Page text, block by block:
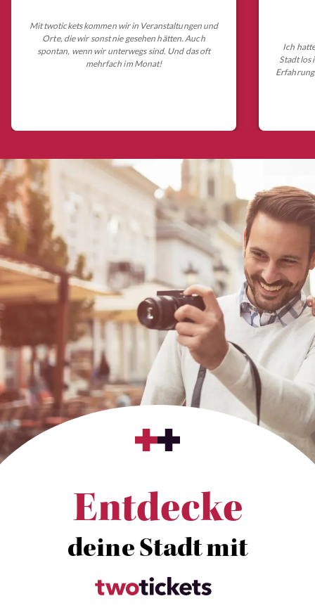
Mit twotickets kommen wir in Veranstaltungen und
Orte, die wir sonst nie gesehen hätten. Auch
spontan, wenn wir unterwegs sind. Und das oft
mehrfach im Monat!
Ich
Stadt los
Entdecke
deine Stadt mit